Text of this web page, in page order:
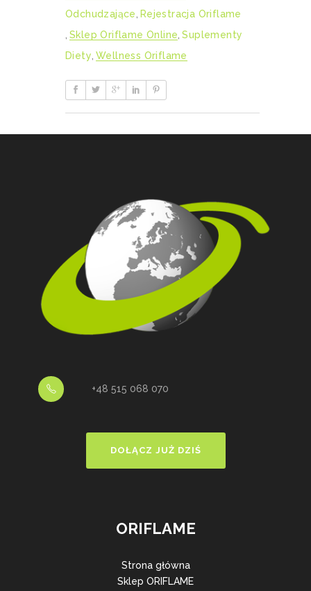
Odchudzające, Rejestracja Oriflame
, Sklep Oriflame Online, Suplementy
Diety, Wellness Oriflame
+48 515 068 070
DOŁĄCZ JUŻ DZIŚ
ORIFLAME
Strona główna
Sklep ORIFLAME